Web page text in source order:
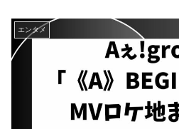
エンタメ